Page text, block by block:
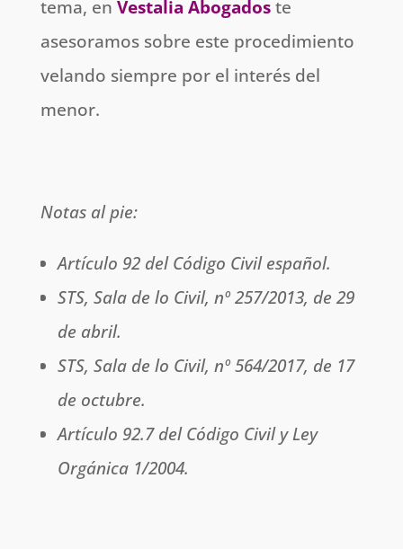
tema, en Vestalia Abogadoste
asesoramos sobre este procedimiento
velando siempre por el interés del
menor.
Notas al pie:
Artículo 92 del Código Civil español.
STS, Sala de lo Civil, nº 257/2013, de 29
de abril.
STS, Sala de lo Civil, nº 564/2017, de 17
de octubre.
Artículo 92.7 del Código Civil y Ley
Orgánica 1/2004.